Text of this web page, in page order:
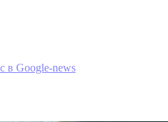
в Google-news